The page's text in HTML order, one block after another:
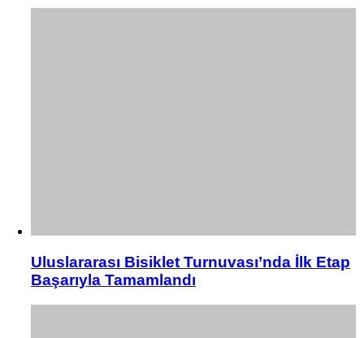
Uluslararası Bisiklet Turnuvası’nda İlk Etap
Başarıyla Tamamlandı